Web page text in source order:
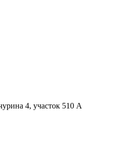
4, участок 510 А